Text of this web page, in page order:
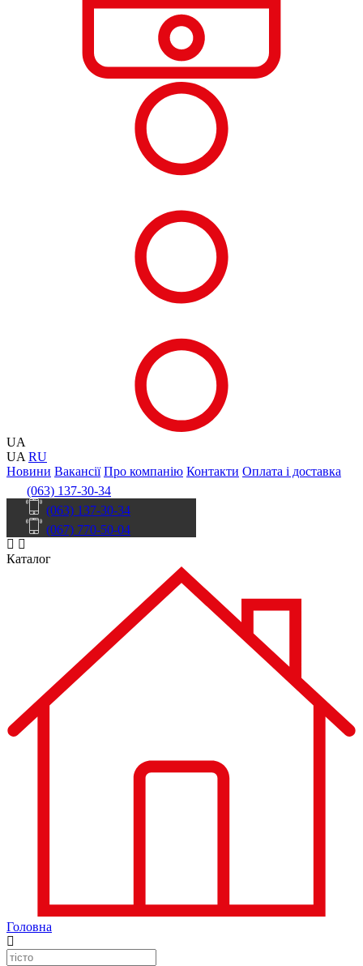
UA
UA RU
Новини Вакансії Про компанію Контакти Оплата і доставка
(063) 137-30-34
(063) 137-30-34
(067) 770-50-04
Каталог
Головна